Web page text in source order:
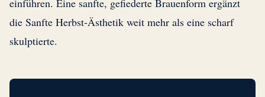
einführen. Eine sanfte, gefiederte Brauenform ergänzt
die Sanfte Herbst-Ästhetik weit mehr als eine scharf
skulptierte.